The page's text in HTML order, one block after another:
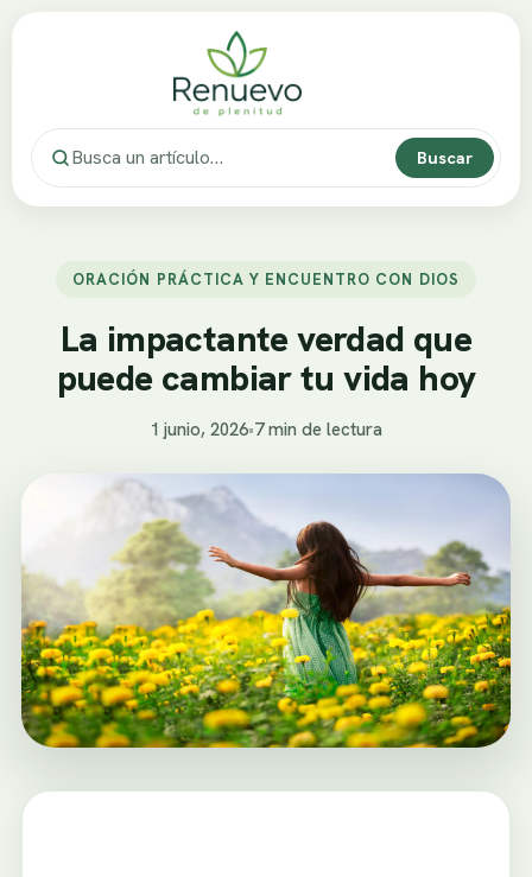
Buscar
ORACIÓN PRÁCTICA Y ENCUENTRO CON DIOS
La impactante verdad que
puede cambiar tu vida hoy
1 junio, 2026•7 min de lectura